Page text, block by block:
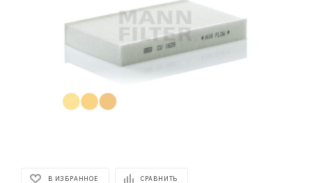
В ИЗБРАННОЕ СРАВНИТЬ